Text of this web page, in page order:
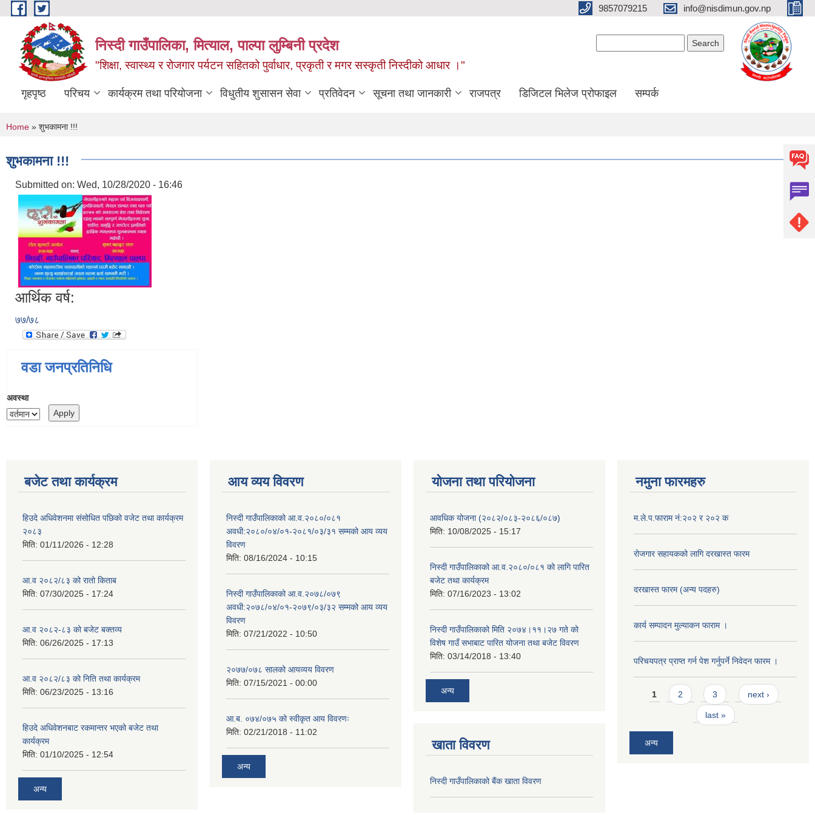
Skip to main content 9857079215 info@nisdimun.gov.np
निस्दी गाउँपालिका, मित्याल, पाल्पा लुम्बिनी प्रदेश
"शिक्षा, स्वास्थ्य र रोजगार पर्यटन सहितको पुर्वाधार, प्रकृती र मगर सस्कृती निस्दीको आधार ।"
गृहपृष्ठ परिचय कार्यक्रम तथा परियोजना विधुतीय शुसासन सेवा प्रतिवेदन सूचना तथा जानकारी राजपत्र डिजिटल भिलेज प्रोफाइल सम्पर्क
You are here
Home » शुभकामना !!!
शुभकामना !!!
Submitted on: Wed, 10/28/2020 - 16:46
आर्थिक वर्ष:
७७/७८
वडा जनप्रतिनिधि
अवस्था
बजेट तथा कार्यक्रम
हिउदे अधिवेशनमा संसोधित पछिको वजेट तथा कार्यक्रम
२०८३
मिति: 01/11/2026 - 12:28
आ.व २०८२/८३ को रातो किताब
मिति: 07/30/2025 - 17:24
आ.व २०८२-८३ को बजेट बक्तव्य
मिति: 06/26/2025 - 17:13
आ.व २०८२/८३ को निति तथा कार्यक्रम
मिति: 06/23/2025 - 13:16
हिउदे अधिवेशनबाट रकमान्तर भएको बजेट तथा
कार्यक्रम
मिति: 01/10/2025 - 12:54
अन्य
आय व्यय विवरण
निस्दी गाउँपालिकाको आ.व.२०८०/०८१
अवधी:२०८०/०४/०१-२०८१/०३/३१ सम्मको आय व्यय
विवरण
मिति: 08/16/2024 - 10:15
निस्दी गाउँपालिकाको आ.व.२०७८/०७९
अवधी:२०७८/०४/०१-२०७९/०३/३२ सम्मको आय व्यय
विवरण
मिति: 07/21/2022 - 10:50
२०७७/०७८ सालको आयव्यय विवरण
मिति: 07/15/2021 - 00:00
आ.ब. ०७४/०७५ को स्वीकृत आय विवरणः
मिति: 02/21/2018 - 11:02
अन्य
योजना तथा परियोजना
आवधिक योजना (२०८२/०८३-२०८६/०८७)
मिति: 10/08/2025 - 15:17
निस्दी गाउँपालिकाको आ.व.२०८०/०८१ को लागि पारित
बजेट तथा कार्यक्रम
मिति: 07/16/2023 - 13:02
निस्दी गाउँपालिकाको मिति २०७४।११।२७ गते को
विशेष गाउँ सभाबाट पारित योजना तथा बजेट विवरण
मिति: 03/14/2018 - 13:40
अन्य
खाता विवरण
निस्दी गाउँपालिकाको बैंक खाता विवरण
नमुना फारमहरु
म.ले.प.फाराम नं:२०२ र २०२ क
रोजगार सहायकको लागि दरखास्त फारम
दरखास्त फारम (अन्य पदहरु)
कार्य सम्पादन मुल्याक‌न फाराम ।
परिचयपत्र प्राप्त गर्न पेश गर्नुपर्ने निवेदन फारम ।
Pages
1 2 3 next ›
last »
अन्य